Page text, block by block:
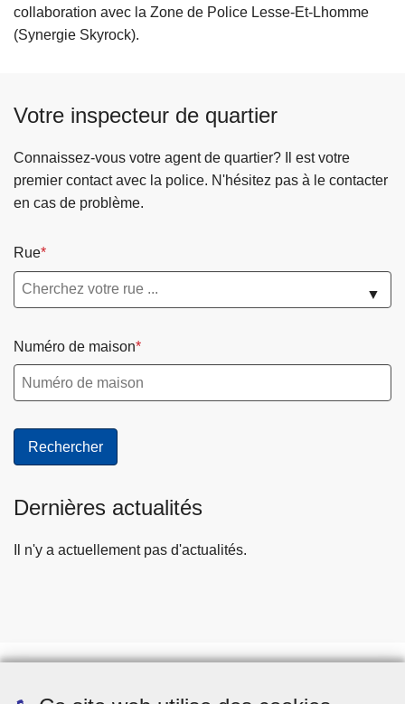
collaboration avec la Zone de Police Lesse-Et-Lhomme
(Synergie Skyrock).
Votre inspecteur de quartier
Connaissez-vous votre agent de quartier? Il est votre
premier contact avec la police. N'hésitez pas à le contacter
en cas de problème.
Rue
▼
Numéro de maison
Dernières actualités
Il n'y a actuellement pas d'actualités.